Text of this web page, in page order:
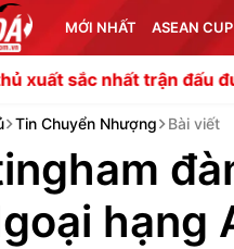
MỚI NHẤT ASEAN
trận đấu được bầu
Tin Chuyển Nhượng Bài viết
hạng